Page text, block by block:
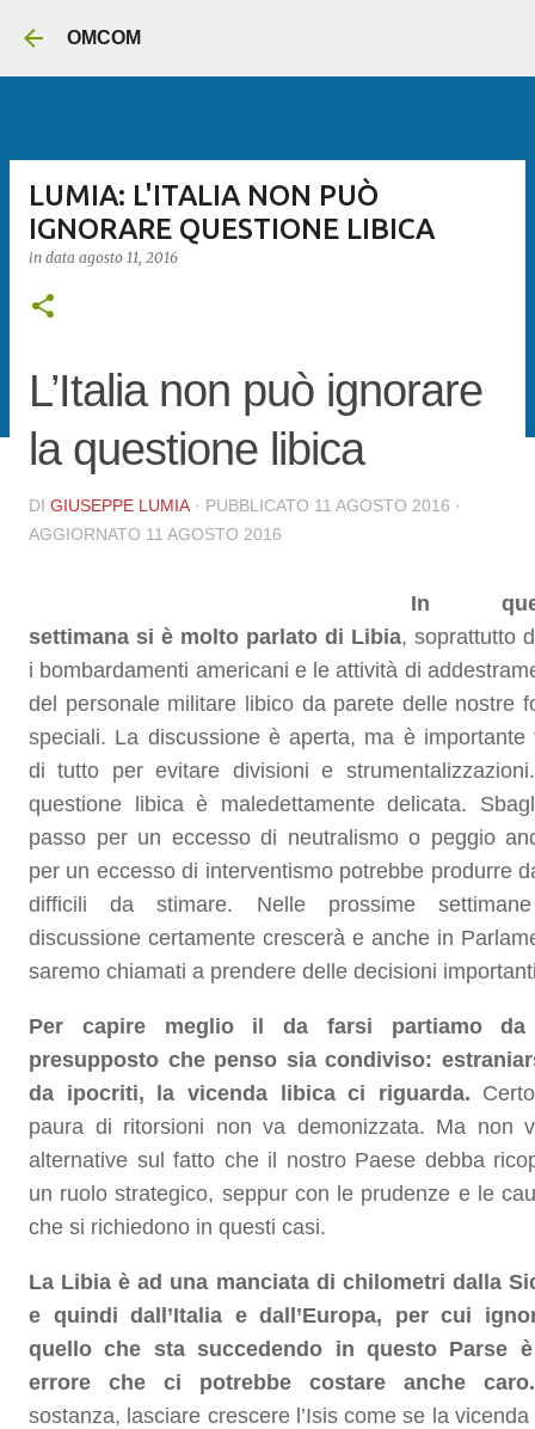
OMCOM
LUMIA: L'ITALIA NON PUÒ
IGNORARE QUESTIONE LIBICA
in data agosto 11, 2016
L’Italia non può ignorare
la questione libica
DI GIUSEPPE LUMIA · PUBBLICATO 11 AGOSTO 2016 ·
AGGIORNATO 11 AGOSTO 2016
In
settimana si è molto parlato di Libia, soprattutto
i bombardamenti americani e le attività di
del personale militare libico da parete delle nostre
speciali. La discussione è aperta, ma è importante
di tutto per evitare divisioni e
questione libica è maledettamente delicata.
passo per un eccesso di neutralismo o peggio
per un eccesso di interventismo potrebbe produrre
difficili da stimare. Nelle prossime
discussione certamente crescerà e anche in
saremo chiamati a prendere delle decisioni
Per capire meglio il da farsi partiamo
presupposto che penso sia condiviso:
da ipocriti, la vicenda libica ci riguarda.
paura di ritorsioni non va demonizzata. Ma non
alternative sul fatto che il nostro Paese debba
un ruolo strategico, seppur con le prudenze e le
che si richiedono in questi casi.
La Libia è ad una manciata di chilometri dalla
e quindi da ll’Italia e dall’Europa, per cui
quello che sta succedendo in questo Parse
errore che ci potrebbe costare anche caro.
sostanza, lasciare crescere l’Isis come se la vicenda